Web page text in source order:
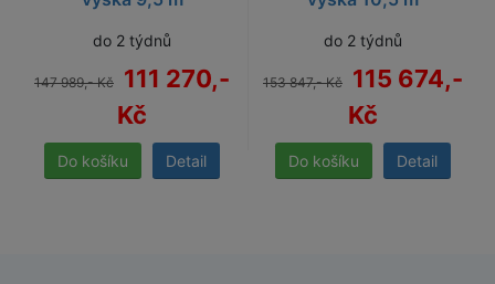
do 2 týdnů
147 989,- Kč
111 270,-
Kč
Detail
do 2 týdnů
153 847,- Kč
115 674,-
Kč
Detail